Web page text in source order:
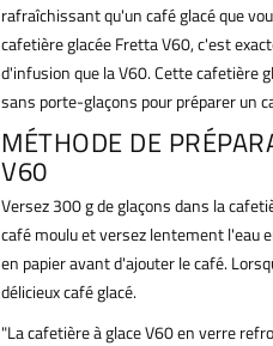
rafraîchissant qu'un café glacé que
cafetière glacée Fretta V60, c'est
d'infusion que la V60. Cette cafetière
sans porte-glaçons pour préparer un
MÉTHODE DE
V60
Versez 300 g de glaçons dans la
café moulu et versez lentement l'eau
en papier avant d'ajouter le café.
délicieux café glacé.
"La cafetière à glace V60 en verre